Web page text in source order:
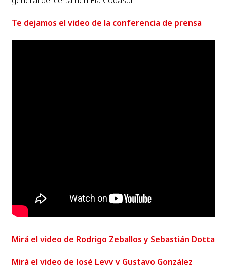
Te dejamos el video de la conferencia de prensa
Mirá el video de Rodrigo Zeballos y Sebastián Dotta
Mirá el video de José Levy y Gustavo González